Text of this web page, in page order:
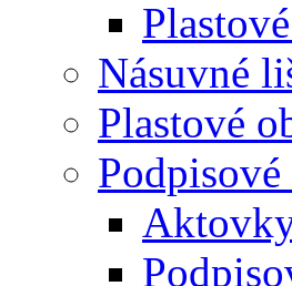
Násuvné
Plastové